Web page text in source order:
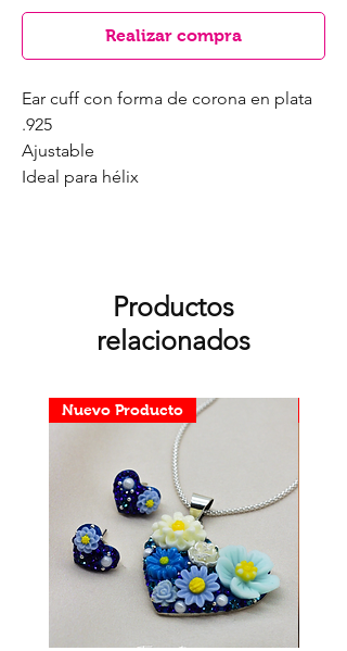
Realizar compra
Ear cuff con forma de corona en plata
.925
Ajustable
Ideal para hélix
Productos
relacionados
Nuevo Producto